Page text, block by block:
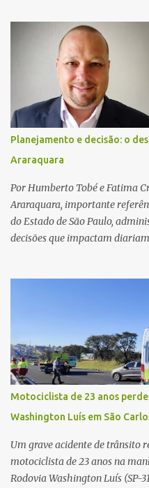
suspeito alegou que seria
e passou a orientar a vítima
ser realizados. Dias depois, o
PDF simulando uma
Na sequência, entrou em
link, orientando a vítima a
concluir a suposta atualização
procedimento, a conta
horas. Sem conseguir acessar
novamente contato com o
resposta. Na segunda-fe...
Planejamento e decisão: o
Araraquara
Por Humberto Tobé e Fatima
Araraquara, importante
do Estado de São Paulo,
decisões que impactam
o Sistema Único de Saúde
Federal tem ampliado
da atenção básica, da
regionalização dos serviços de
de demandas crescentes e
principal missão da gestão
mas decidir melhor onde
possível à população. Essa
teoria da admini...
Motociclista de 23 anos
Washington Luís em São
Um grave acidente de trânsito
motociclista de 23 anos na
Rodovia Washington Luís (SP-